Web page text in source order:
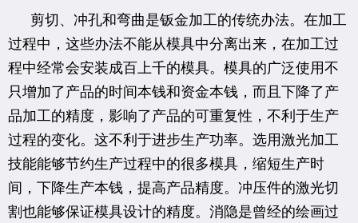
剪切、冲孔和弯曲是钣金加工的传统办法。在加工
过程中，这些办法不能从模具中分离出来，在加工过
程中经常会安装成百上千的模具。模具的广泛使用不
只增加了产品的时间本钱和资金本钱，而且下降了产
品加工的精度，影响了产品的可重复性，不利于生产
过程的变化。这不利于进步生产功率。选用激光加工
技能能够节约生产过程中的很多模具，缩短生产时
间，下降生产本钱，提高产品精度。冲压件的激光切
割也能够保证模具设计的精度。消隐是曾经的绘画过